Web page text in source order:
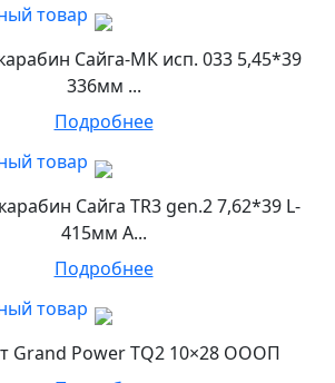
товар
Сайга-МК исп. 033 5,45*39
336мм ...
Подробнее
товар
Сайга TR3 gen.2 7,62*39 L-
415мм А...
Подробнее
товар
Grand Power TQ2 10×28 ОООП